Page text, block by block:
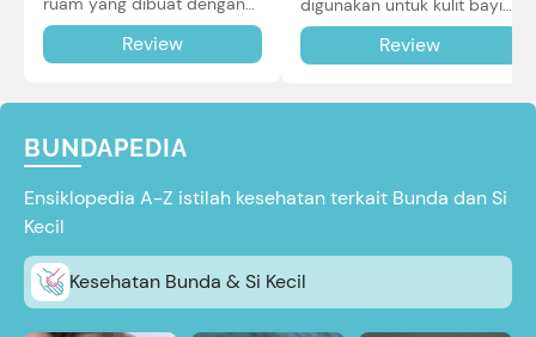
teknologi Air Through
Technology.Review
digunakan untuk kulit bayi
baru lahir bahkan kulit
sensitif sekalipun. Simak
Review
BUNDAPEDIA
Ensiklopedia A-Z istilah kesehatan terkait Bunda dan Si
Kecil
Kesehatan Bunda & Si Kecil